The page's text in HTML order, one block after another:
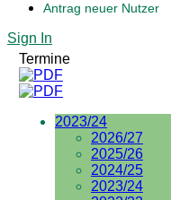
Antrag neuer Nutzer
Sign In
Termine
2023/24
2026/27
2025/26
2024/25
2023/24